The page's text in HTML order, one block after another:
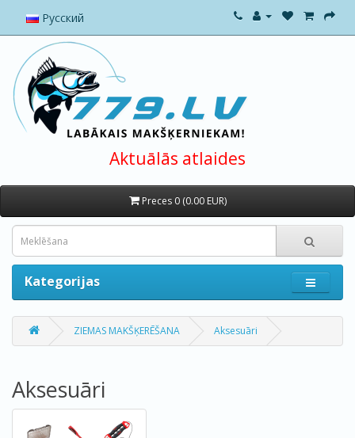
Русский
Aktuālās atlaides
Preces 0 (0.00 EUR)
Kategorijas
ZIEMAS MAKŠĶERĒŠANA Aksesuāri
Aksesuāri